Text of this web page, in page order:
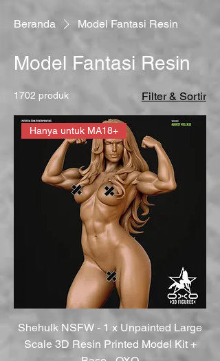
Beranda Model Fantasi Resin
Model Fantasi Resin
1702 produk Filter & Sortir
Hanya untuk MA18+
Shehulk NSFW - 1 x Unpainted Large
Scale 3D Resin Printed Model Kit +